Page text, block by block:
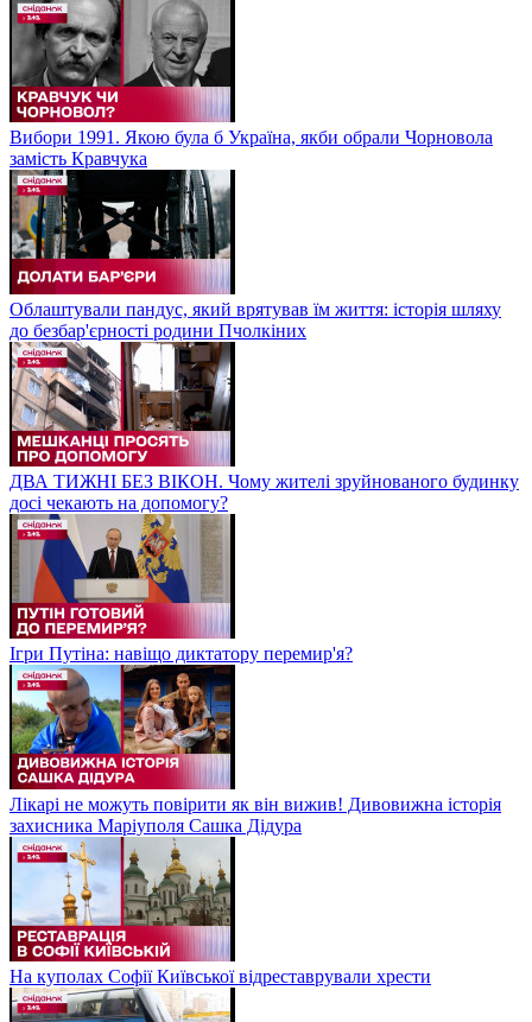
Вибори 1991. Якою була б Україна, якби обрали Чорновола
замість Кравчука
Облаштували пандус, який врятував їм життя: історія шляху
до безбар'єрності родини Пчолкіних
ДВА ТИЖНІ БЕЗ ВІКОН. Чому жителі зруйнованого будинку
досі чекають на допомогу?
Ігри Путіна: навіщо диктатору перемир'я?
Лікарі не можуть повірити як він вижив! Дивовижна історія
захисника Маріуполя Сашка Дідура
На куполах Софії Київської відреставрували хрести